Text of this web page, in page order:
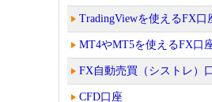
TradingViewを使えるFX口
MT4やMT5を使えるFX口
FX自動売買（シストレ）
CFD口座